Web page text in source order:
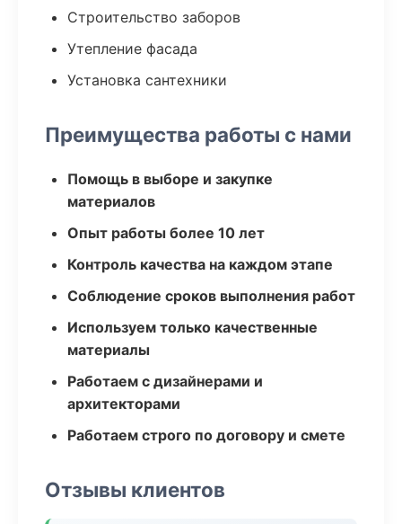
Строительство заборов
Утепление фасада
Установка сантехники
Преимущества работы с нами
Помощь в выборе и закупке
материалов
Опыт работы более 10 лет
Контроль качества на каждом этапе
Соблюдение сроков выполнения работ
Используем только качественные
материалы
Работаем с дизайнерами и
архитекторами
Работаем строго по договору и смете
Отзывы клиентов